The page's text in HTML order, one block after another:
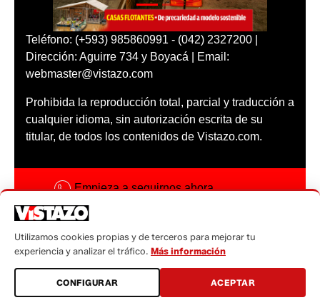
Teléfono: (+593) 985860991 - (042) 2327200 |
Dirección: Aguirre 734 y Boyacá | Email:
webmaster@vistazo.com
Prohibida la reproducción total, parcial y traducción a
cualquier idioma, sin autorización escrita de su
titular, de todos los contenidos de Vistazo.com.
Empieza a seguirnos ahora
Código ética
Sugerencias a:
sugerencias@vistazo.com
Utilizamos cookies propias y de terceros para mejorar tu
experiencia y analizar el tráfico. Más información
CONFIGURAR ACEPTAR